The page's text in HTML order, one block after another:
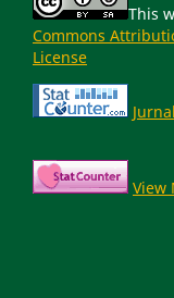
This
Commons
License
View